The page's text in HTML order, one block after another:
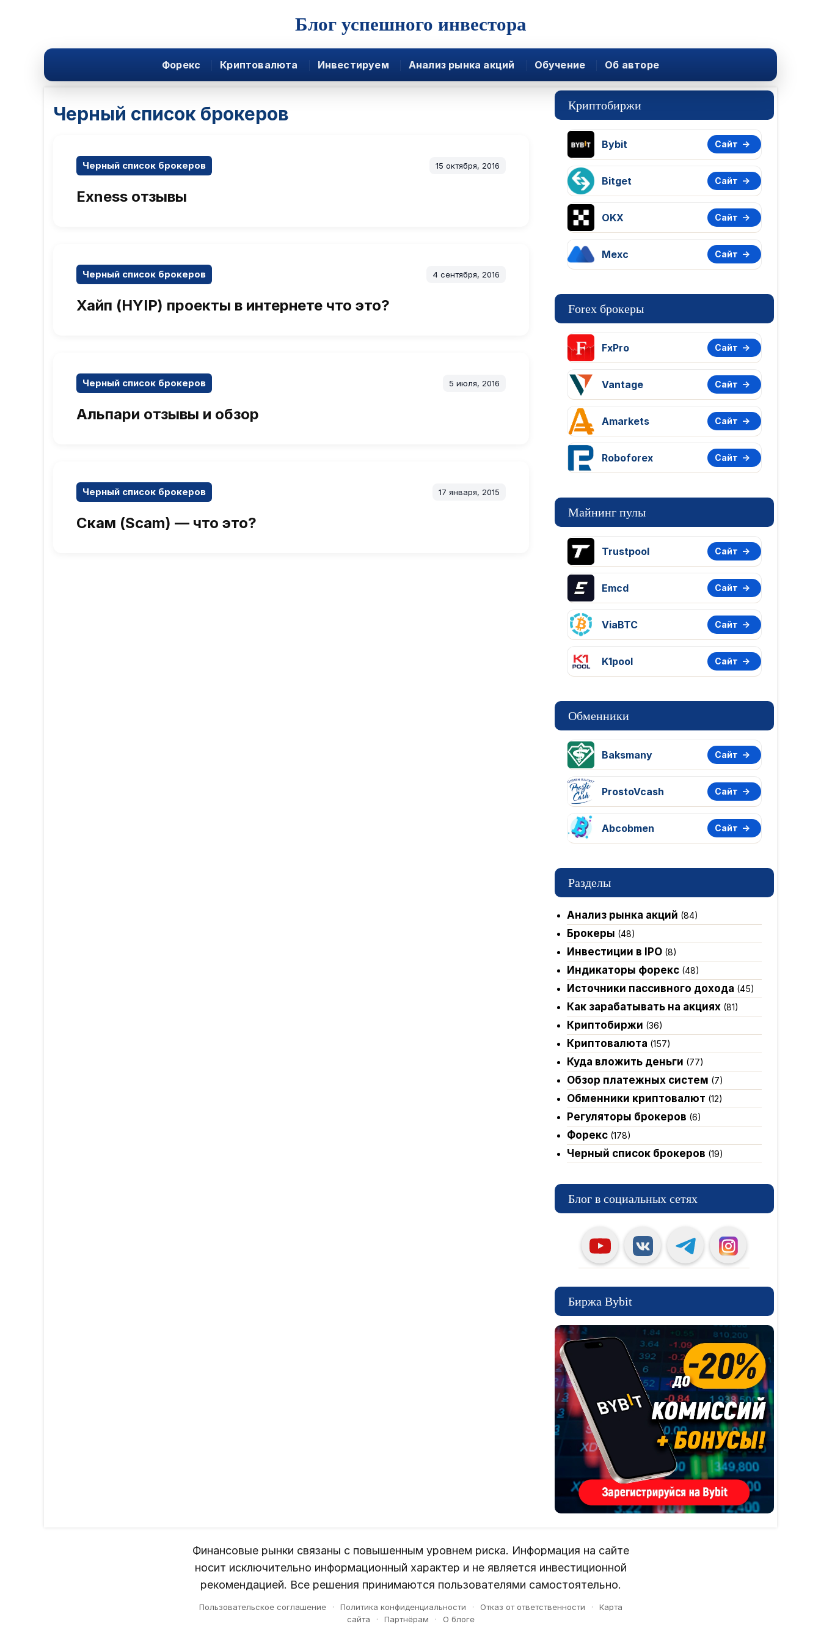
Блог успешного инвестора
Форекс Криптовалюта Инвестируем Анализ рынка акций Обучение Об авторе
Черный список брокеров
Черный список брокеров 15 октября, 2016
Exness отзывы
Черный список брокеров 4 сентября, 2016
Хайп (HYIP) проекты в интернете что это?
Черный список брокеров 5 июля, 2016
Альпари отзывы и обзор
Черный список брокеров 17 января, 2015
Скам (Scam) — что это?
Криптобиржи
Bybit Сайт
Bitget Сайт
OKX Сайт
Mexc Сайт
Forex брокеры
FxPro Сайт
Vantage Сайт
Amarkets Сайт
Roboforex Сайт
Майнинг пулы
Trustpool Сайт
Emcd Сайт
ViaBTC Сайт
K1pool Сайт
Обменники
Baksmany Сайт
ProstoVcash Сайт
Abcobmen Сайт
Разделы
Анализ рынка акций (84)
Брокеры (48)
Инвестиции в IPO(8)
Индикаторы форекс(48)
Источники пассивного дохода (45)
Как зарабатывать на акциях(81)
Криптобиржи (36)
Криптовалюта (157)
Куда вложить деньги (77)
Обзор платежных систем (7)
Обменники криптовалют (12)
Регуляторы брокеров (6)
Форекс(178)
Черный список брокеров (19)
Блог в социальных сетях
Биржа Bybit
Финансовые рынки связаны с повышенным уровнем риска. Информация на сайте
носит исключительно информационный характер и не является инвестиционной
рекомендацией. Все решения принимаются пользователями самостоятельно.
Пользовательское соглашение · Политика конфиденциальности · Отказ от ответственности ·
Карта
сайта
· Партнёрам · О блоге